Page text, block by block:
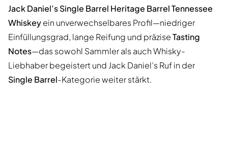
Jack Daniel’s Single Barrel Heritage Barrel Tennessee
Whiskeyein unverwechselbares Profil—niedriger
Einfüllungsgrad, lange Reifung und präziseTasting
Notes—das sowohl Sammler als auch Whisky-
Liebhaber begeistert und Jack Daniel’s Ruf in der
Single Barrel-Kategorie weiter stärkt.